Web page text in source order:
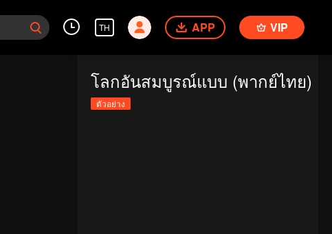
TH APP VIP
โลกอันสมบูรณ์แบบ (พากย์ไทย)
ตัวอย่าง